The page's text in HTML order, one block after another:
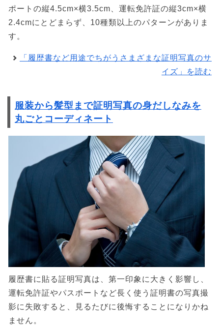
ポートの縦4.5cm×横3.5cm、運転免許証の縦3cm×横
2.4cmにとどまらず、10種類以上のパターンがありま
す。
「履歴書など用途でちがうさまざまな証明写真のサ
イズ」を読む
服装から髪型まで証明写真の身だしなみを
丸ごとコーディネート
履歴書に貼る証明写真は、第一印象に大きく影響し、
運転免許証やパスポートなど長く使う証明書の写真撮
影に失敗すると、見るたびに後悔することになりかね
ません。